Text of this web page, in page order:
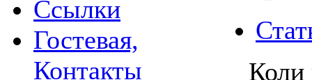
Ссылки
Гостевая,
Контакты
Коли